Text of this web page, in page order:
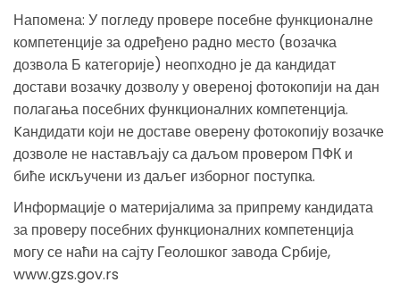
Напомена: У погледу провере посебне функционалне
компетенције за одређено радно место (возачка
дозвола Б категорије) неопходно је да кандидат
достави возачку дозволу у овереној фотокопији на дан
полагања посебних функционалних компетенција.
Kандидати који не доставе оверену фотокопију возачке
дозволе не настављају са даљом провером ПФК и
биће искључени из даљег изборног поступка.
Информације о материјалима за припрему кандидата
за проверу посебних функционалних компетенција
могу се наћи на сајту Геолошког завода Србије,
www.gzs.gov.rs